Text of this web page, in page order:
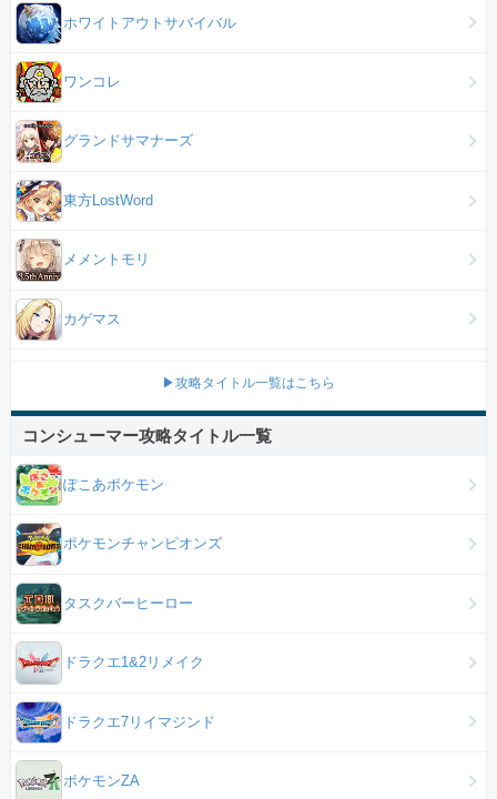
ホワイトアウトサバイバル
ワンコレ
グランドサマナーズ
東方LostWord
メメントモリ
カゲマス
▶攻略タイトル一覧はこちら
コンシューマー攻略タイトル一覧
ぽこあポケモン
ポケモンチャンピオンズ
タスクバーヒーロー
ドラクエ1&2リメイク
ドラクエ7リイマジンド
ポケモンZA